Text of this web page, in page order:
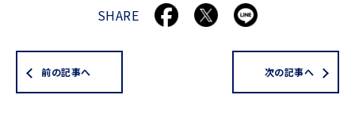
SHARE
前の記事へ 次の記事へ